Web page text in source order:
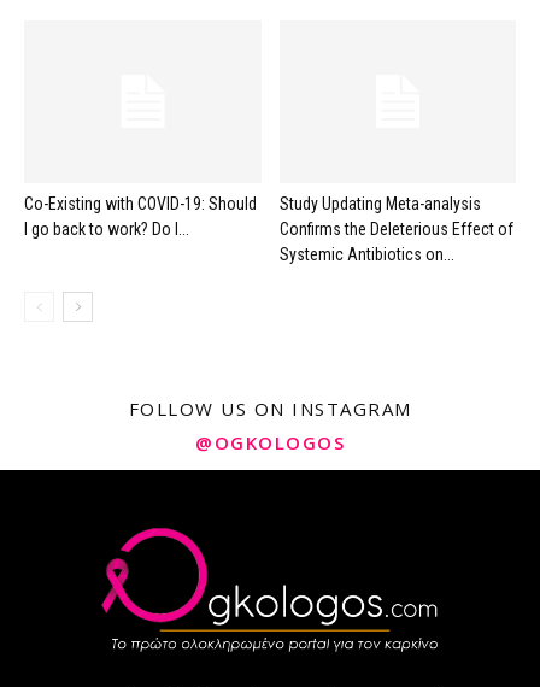
Co-Existing with COVID-19: Should
I go back to work? Do I...
Study Updating Meta-analysis
Confirms the Deleterious Effect of
Systemic Antibiotics on...
FOLLOW US ON INSTAGRAM
@OGKOLOGOS